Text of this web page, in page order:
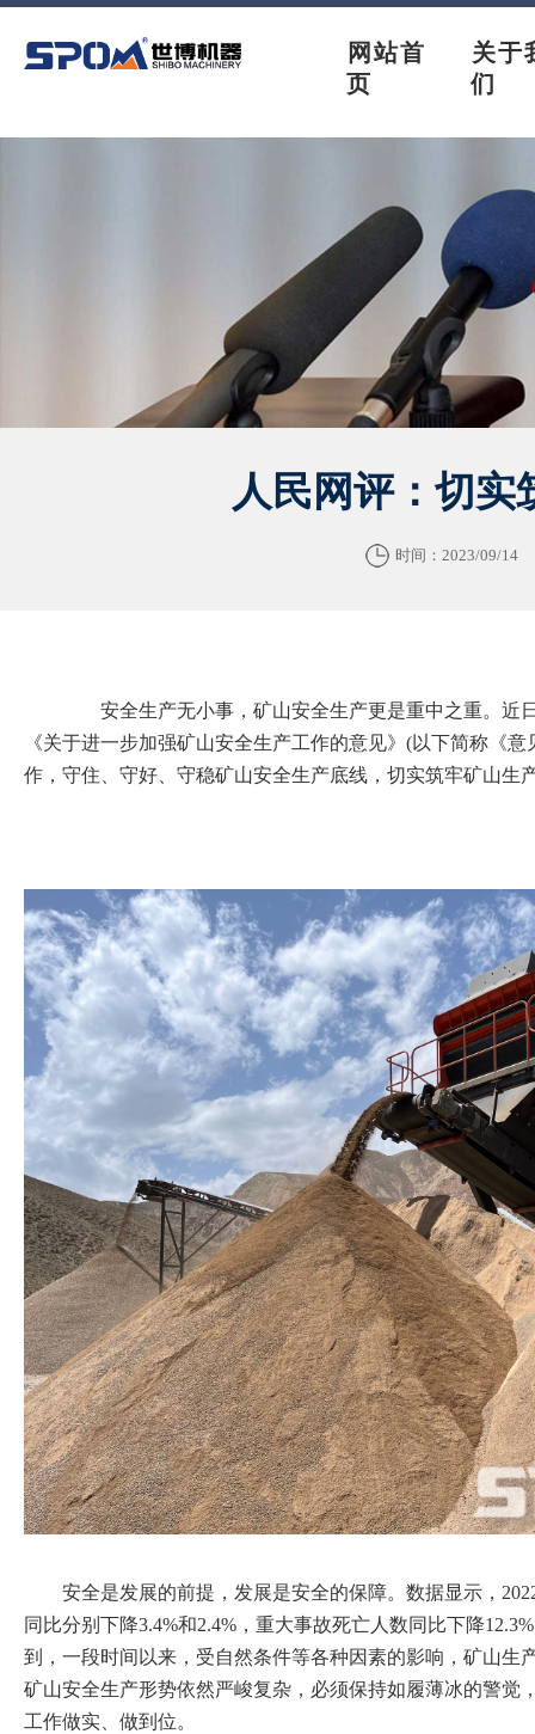
网站首
页
关于
们
人民网评：切实
时间：2023/09/14
安全生产无小事，矿山安全生产更是重中之重。近
《关于进一步加强矿山安全生产工作的意见》(以下简称《
作，守住、守好、守稳矿山安全生产底线，切实筑牢矿山生
安全是发展的前提，发展是安全的保障。数据显示，
同比分别下降3.4%和2.4%，重大事故死亡人数同比下降
到，一段时间以来，受自然条件等各种因素的影响，矿山生
矿山安全生产形势依然严峻复杂，必须保持如履薄冰的警觉
工作做实、做到位。